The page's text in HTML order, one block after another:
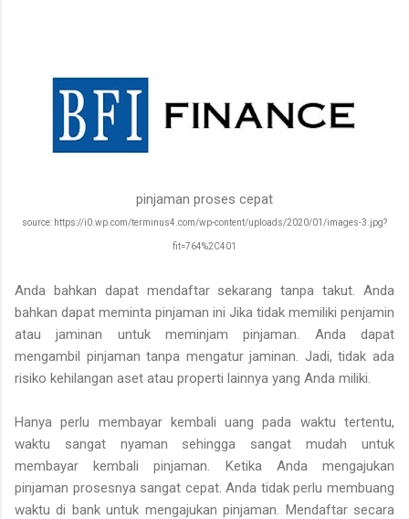
pinjaman proses cepat
source: https://i0.wp.com/terminus4.com/wp-content/uploads/2020/01/images-3.jpg?
fit=764%2C401
Anda bahkan dapat mendaftar sekarang tanpa takut. Anda
bahkan dapat meminta pinjaman ini Jika tidak memiliki penjamin
atau jaminan untuk meminjam pinjaman. Anda dapat
mengambil pinjaman tanpa mengatur jaminan. Jadi, tidak ada
risiko kehilangan aset atau properti lainnya yang Anda miliki.
Hanya perlu membayar kembali uang pada waktu tertentu,
waktu sangat nyaman sehingga sangat mudah untuk
membayar kembali pinjaman. Ketika Anda mengajukan
pinjaman prosesnya sangat cepat. Anda tidak perlu membuang
waktu di bank untuk mengajukan pinjaman. Mendaftar secara